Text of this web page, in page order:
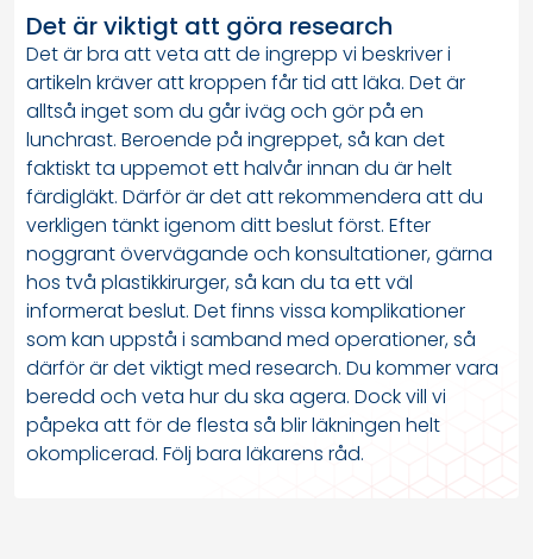
Det är viktigt att göra research
Det är bra att veta att de ingrepp vi beskriver i
artikeln kräver att kroppen får tid att läka. Det är
alltså inget som du går iväg och gör på en
lunchrast. Beroende på ingreppet, så kan det
faktiskt ta uppemot ett halvår innan du är helt
färdigläkt. Därför är det att rekommendera att du
verkligen tänkt igenom ditt beslut först. Efter
noggrant övervägande och konsultationer, gärna
hos två plastikkirurger, så kan du ta ett väl
informerat beslut. Det finns vissa komplikationer
som kan uppstå i samband med operationer, så
därför är det viktigt med research. Du kommer vara
beredd och veta hur du ska agera. Dock vill vi
påpeka att för de flesta så blir läkningen helt
okomplicerad. Följ bara läkarens råd.